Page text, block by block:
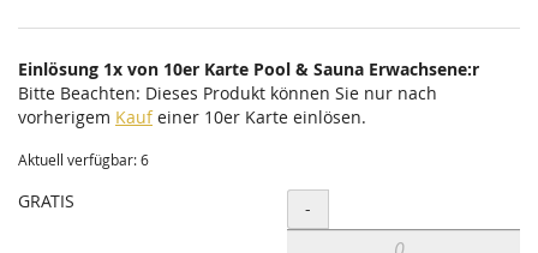
Einlösung 1x von 10er Karte Pool & Sauna Erwachsene:r
Bitte Beachten: Dieses Produkt können Sie nur nach
vorherigem Kaufeiner 10er Karte einlösen.
Aktuell verfügbar: 6
GRATIS Menge
-